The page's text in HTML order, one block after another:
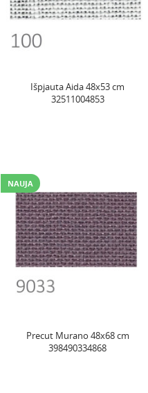
Išpjauta Aida 48x53 cm
32511004853
NAUJA
Precut Murano 48x68 cm
398490334868